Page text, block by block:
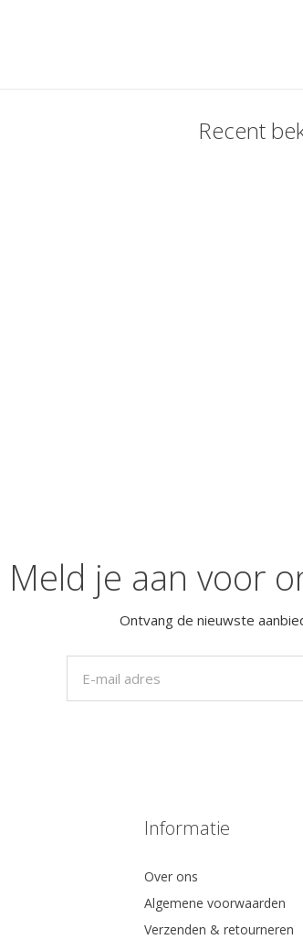
Recent
Meld je aan voor
Ontvang de nieuwste
Informatie
Over ons
Algemene voorwaarden
Verzenden & retourneren